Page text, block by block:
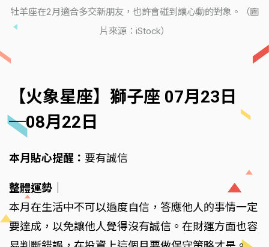
牡羊座在2月適合多交新朋友，也許會碰到讓心動的對象。（圖
片來源：iStock）
【火象星座】獅子座 07月23日
─08月22日
本月貼心提醒： 要有誠信
整體運勢
本月在生活中不可以過度自信，答應他人的事情一定
要達成，以免讓他人覺得沒有誠信。在財運方面也容